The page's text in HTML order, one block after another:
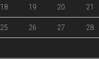
18 19 20 21
25 26 27 28